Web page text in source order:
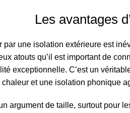
Les avantages
par une isolation extérieure est
atouts qu’il est important de
exceptionnelle. C’est un
chaleur et une isolation phonique
argument de taille, surtout pour